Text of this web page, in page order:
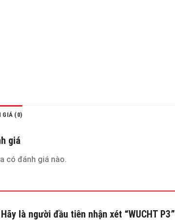
GIÁ (0)
giá
có đánh giá nào.
Hãy là người đầu tiên nhận xét “WUCHT P3”